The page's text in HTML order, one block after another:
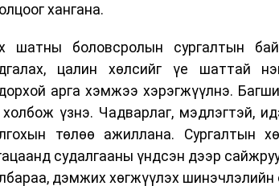
хангана.
шатны боловсролын сургалтын
цалин хөлсийг үе шаттай
арга хэмжээ хэрэгжүүлнэ.
холбож үзнэ. Чадварлаг, мэдлэгтэй,
төлөө ажиллана. Сургалтын
судалгааны үндсэн дээр
дэмжих хөгжүүлэх